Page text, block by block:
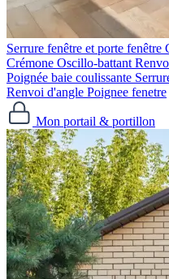
Serrure fenêtre et porte fenêtre
Crémone Oscillo-battant
Poignée baie coulissante
Renvoi d'angle Poignee fenetre
Mon portail & portillon